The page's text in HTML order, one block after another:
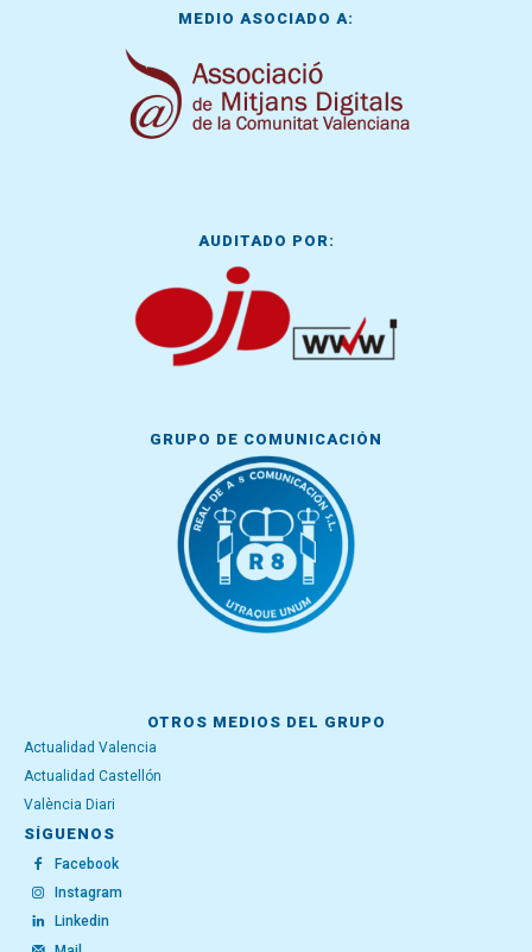
MEDIO ASOCIADO A:
AUDITADO POR:
GRUPO DE COMUNICACIÓN
OTROS MEDIOS DEL GRUPO
Actualidad Valencia
Actualidad Castellón
València Diari
SÍGUENOS
Facebook
Instagram
Linkedin